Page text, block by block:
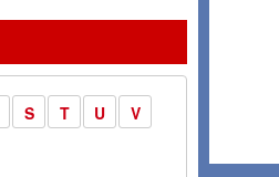
S T U
V